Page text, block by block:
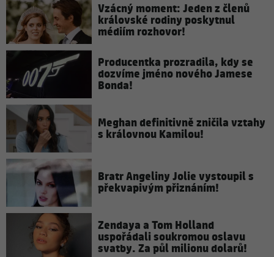
Vzácný moment: Jeden z členů
královské rodiny poskytnul
médiím rozhovor!
Producentka prozradila, kdy se
dozvíme jméno nového Jamese
Bonda!
Meghan definitivně zničila vztahy
s královnou Kamilou!
Bratr Angeliny Jolie vystoupil s
překvapivým přiznáním!
Zendaya a Tom Holland
uspořádali soukromou oslavu
svatby. Za půl milionu dolarů!